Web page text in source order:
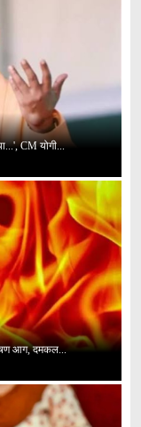
CM योगी...
आग, दमकल...